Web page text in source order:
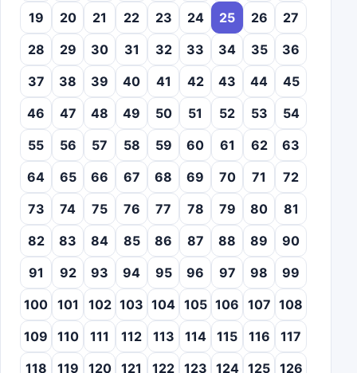
19
20 21 22 23 24 25 26
27
28
29 30 31 32 33 34 35
36
37
38 39 40 41 42 43 44
45
46
47 48 49 50 51 52 53
54
55
56 57 58 59 60 61 62
63
64
65 66 67 68 69 70 71
72
73
74 75 76 77 78 79 80
81
82
83 84 85 86 87 88 89
90
91
92 93 94 95 96 97 98
99
100 101 102 103 104 105 106 107 108
109
110 111 112 113 114 115 116
117
118
119 120 121 122 123 124 125 126